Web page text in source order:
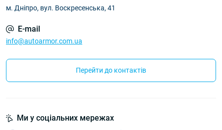
м. Дніпро, вул. Воскресенська, 41
E-mail
info@autoarmor.com.ua
Перейти до контактів
Ми у соціальних мережах